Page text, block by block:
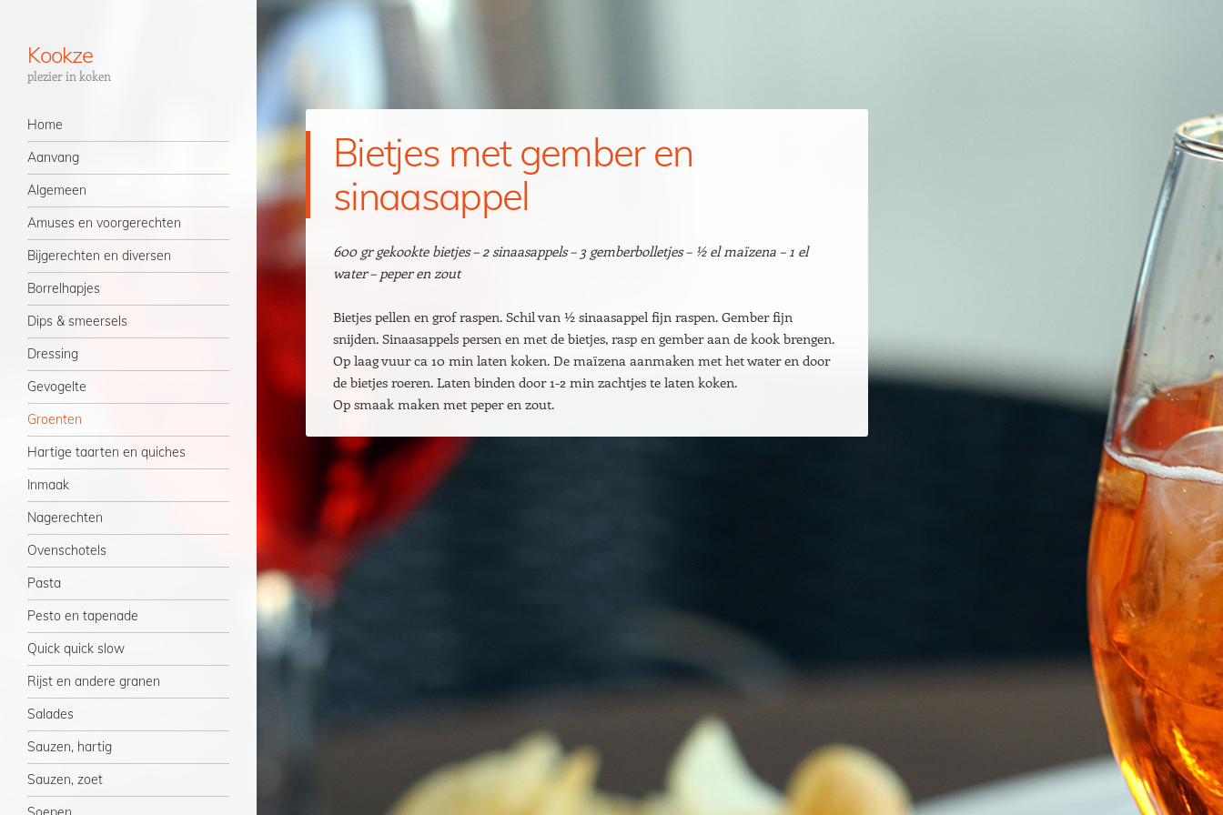
Kookze
plezier in koken
Navigatie
Spring naar inhoud
Home
Aanvang
Algemeen
Amuses en voorgerechten
Bijgerechten en diversen
Borrelhapjes
Dips & smeersels
Dressing
Gevogelte
Groenten
Hartige taarten en quiches
Inmaak
Nagerechten
Ovenschotels
Pasta
Pesto en tapenade
Quick quick slow
Rijst en andere granen
Salades
Sauzen, hartig
Sauzen, zoet
Bietjes met gember en
sinaasappel
600 gr gekookte bietjes – 2 sinaasappels – 3 gemberbolletjes – ½ el maïzena – 1 el
water – peper en zout
Bietjes pellen en grof raspen. Schil van ½ sinaasappel fijn raspen. Gember fijn
snijden. Sinaasappels persen en met de bietjes, rasp en gember aan de kook brengen.
Op laag vuur ca 10 min laten koken. De maïzena aanmaken met het water en door
de bietjes roeren. Laten binden door 1-2 min zachtjes te laten koken.
Op smaak maken met peper en zout.